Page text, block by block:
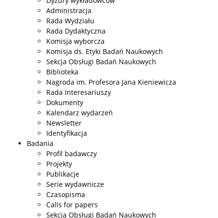
Studia II stopnia
Minigranty
Opłaty
Dyżury wykładowców
Wsparcie dla studentów
Erasmus+
Rada Samorządu Studentów
Administracja
Rada Wydziału
Rada Dydaktyczna
Komisja wyborcza
Komisja ds. Etyki Badań Naukowych
Sekcja Obsługi Badań Naukowych
Biblioteka
Nagroda im. Profesora Jana Kieniewicza
Rada Interesariuszy
Dokumenty
Kalendarz wydarzeń
Newsletter
Identyfikacja
Badania
Profil badawczy
Projekty
Publikacje
Serie wydawnicze
Czasopisma
Calls for papers
Sekcja Obsługi Badań Naukowych